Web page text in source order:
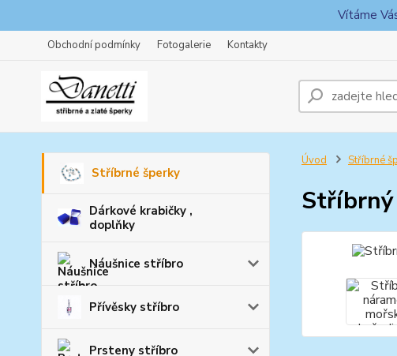
Vítáme
Obchodní podmínky Fotogalerie Kontakty
Stříbrné šperky
Dárkové krabičky ,
doplňky
Náušnice stříbro
Přívěsky stříbro
Prsteny stříbro
Úvod Stříbrné
Stříbrný